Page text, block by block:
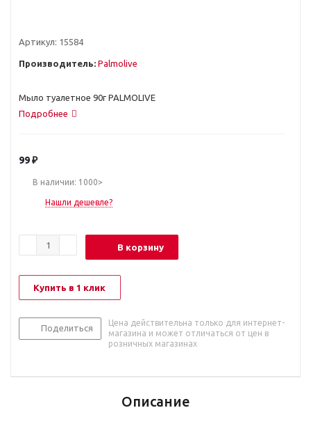
Артикул: 15584
Производитель: Palmolive
Мыло туалетное 90г PALMOLIVE
Подробнее
99₽
В наличии: 1000>
Нашли дешевле?
В корзину
Купить в 1 клик
Поделиться
Цена действительна только для интернет-
магазина и может отличаться от цен в
розничных магазинах
Описание